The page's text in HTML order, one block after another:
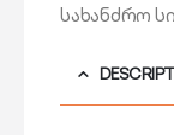
სახანძრო